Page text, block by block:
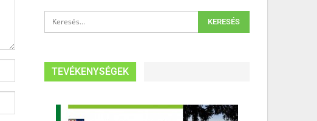
TEVÉKENYSÉGEK